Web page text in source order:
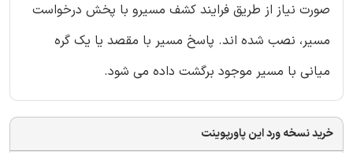
صورت نیاز از طریق فرایند کشف مسیرو با پخش درخواست
مسیر، نصب شده اند. پاسخ مسیر با مقصد یا یک گره
میانی با مسیر موجود برگشت داده می شود.
خرید نسخه ورد این پاورپوینت